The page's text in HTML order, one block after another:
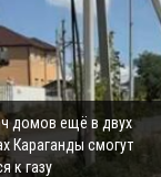
домов ещё в двух
Караганды смогут
к газу